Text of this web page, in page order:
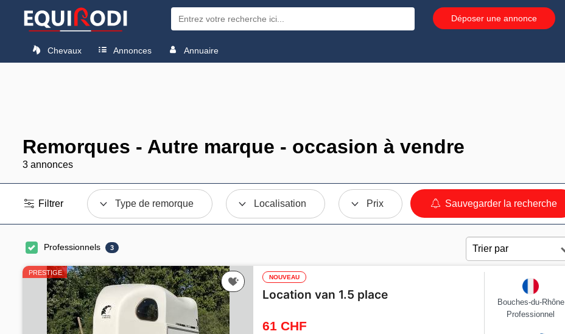
Déposer une annonce
Chevaux Annonces Annuaire
Remorques - Autre marque - occasion à vendre
3 annonces
Filtrer Type de remorque Localisation Prix Sauvegarder la recherche
Professionnels 3
PRESTIGE
NOUVEAU
Location van 1.5 place
61 CHF
Bouches-du-Rhône
Professionnel